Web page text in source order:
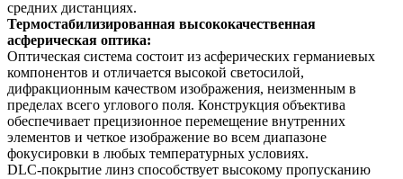
средних дистанциях.
Термостабилизированная высококачественная
асферическая оптика:
Оптическая система состоит из асферических германиевых
компонентов и отличается высокой светосилой,
дифракционным качеством изображения, неизменным в
пределах всего углового поля. Конструкция объектива
обеспечивает прецизионное перемещение внутренних
элементов и четкое изображение во всем диапазоне
фокусировки в любых температурных условиях.
DLC-покрытие линз способствует высокому пропусканию